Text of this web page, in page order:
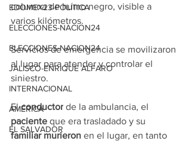
EDOMEX23-POLÍTICA
ELECCIONES-NACION24
ELECCIONES-NACION24
JALISCO-ENRIQUE ALFARO
INTERNACIONAL
AMÉRICA
EL SALVADOR
columna de humo negro, visible a
varios kilómetros.
Servicios de emergencia se movilizaron
al lugar para atender y controlar el
siniestro.
El conductor de la ambulancia, el
paciente que era trasladado y su
familiar murieron en el lugar, en tanto